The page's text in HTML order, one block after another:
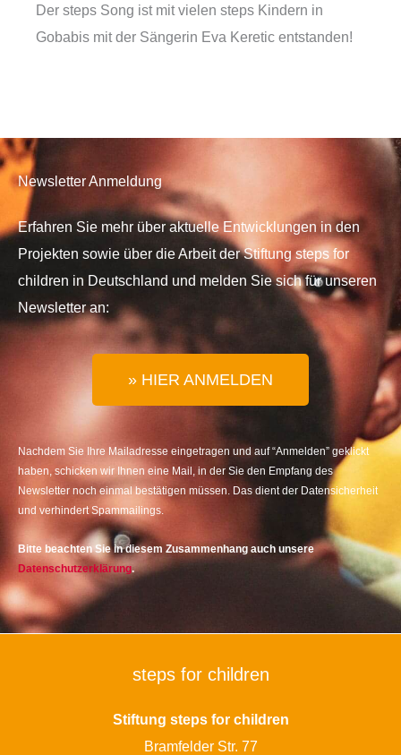
Der steps Song ist mit vielen steps Kindern in
Gobabis mit der Sängerin Eva Keretic entstanden!
Newsletter Anmeldung
Erfahren Sie mehr über aktuelle Entwicklungen in den
Projekten sowie über die Arbeit der Stiftung steps for
children in Deutschland und melden Sie sich für unseren
Newsletter an:
» HIER ANMELDEN
Nachdem Sie Ihre Mailadresse eingetragen und auf “Anmelden” geklickt
haben, schicken wir Ihnen eine Mail, in der Sie den Empfang des
Newsletter noch einmal bestätigen müssen. Das dient der Datensicherheit
und verhindert Spammailings.
Bitte beachten Sie in diesem Zusammenhang auch unsere
Datenschutzerklärung.
steps for children
Stiftung steps for children
Bramfelder Str. 77